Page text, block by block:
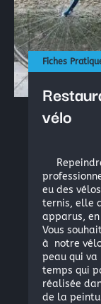
Fiches
vélo
eu des
ternis, elle
apparus,
Vous
à notre
peau qui
temps qui
réalisée
de la
La
La
Résine
Le
Les
Les
Les